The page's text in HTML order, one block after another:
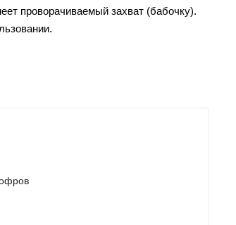
проворачиваемый захват (бабочку).